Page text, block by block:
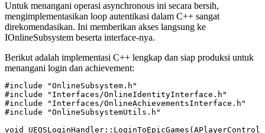
Untuk menangani operasi asynchronous ini secara bersih,
mengimplementasikan loop autentikasi dalam C++ sangat
direkomendasikan. Ini memberikan akses langsung ke
IOnlineSubsystem beserta interface-nya.
Berikut adalah implementasi C++ lengkap dan siap produksi untuk
menangani login dan achievement:
#include "OnlineSubsystem.h"
#include "Interfaces/OnlineIdentityInterface.h"
#include "Interfaces/OnlineAchievementsInterface.h"
#include "OnlineSubsystemUtils.h"
void